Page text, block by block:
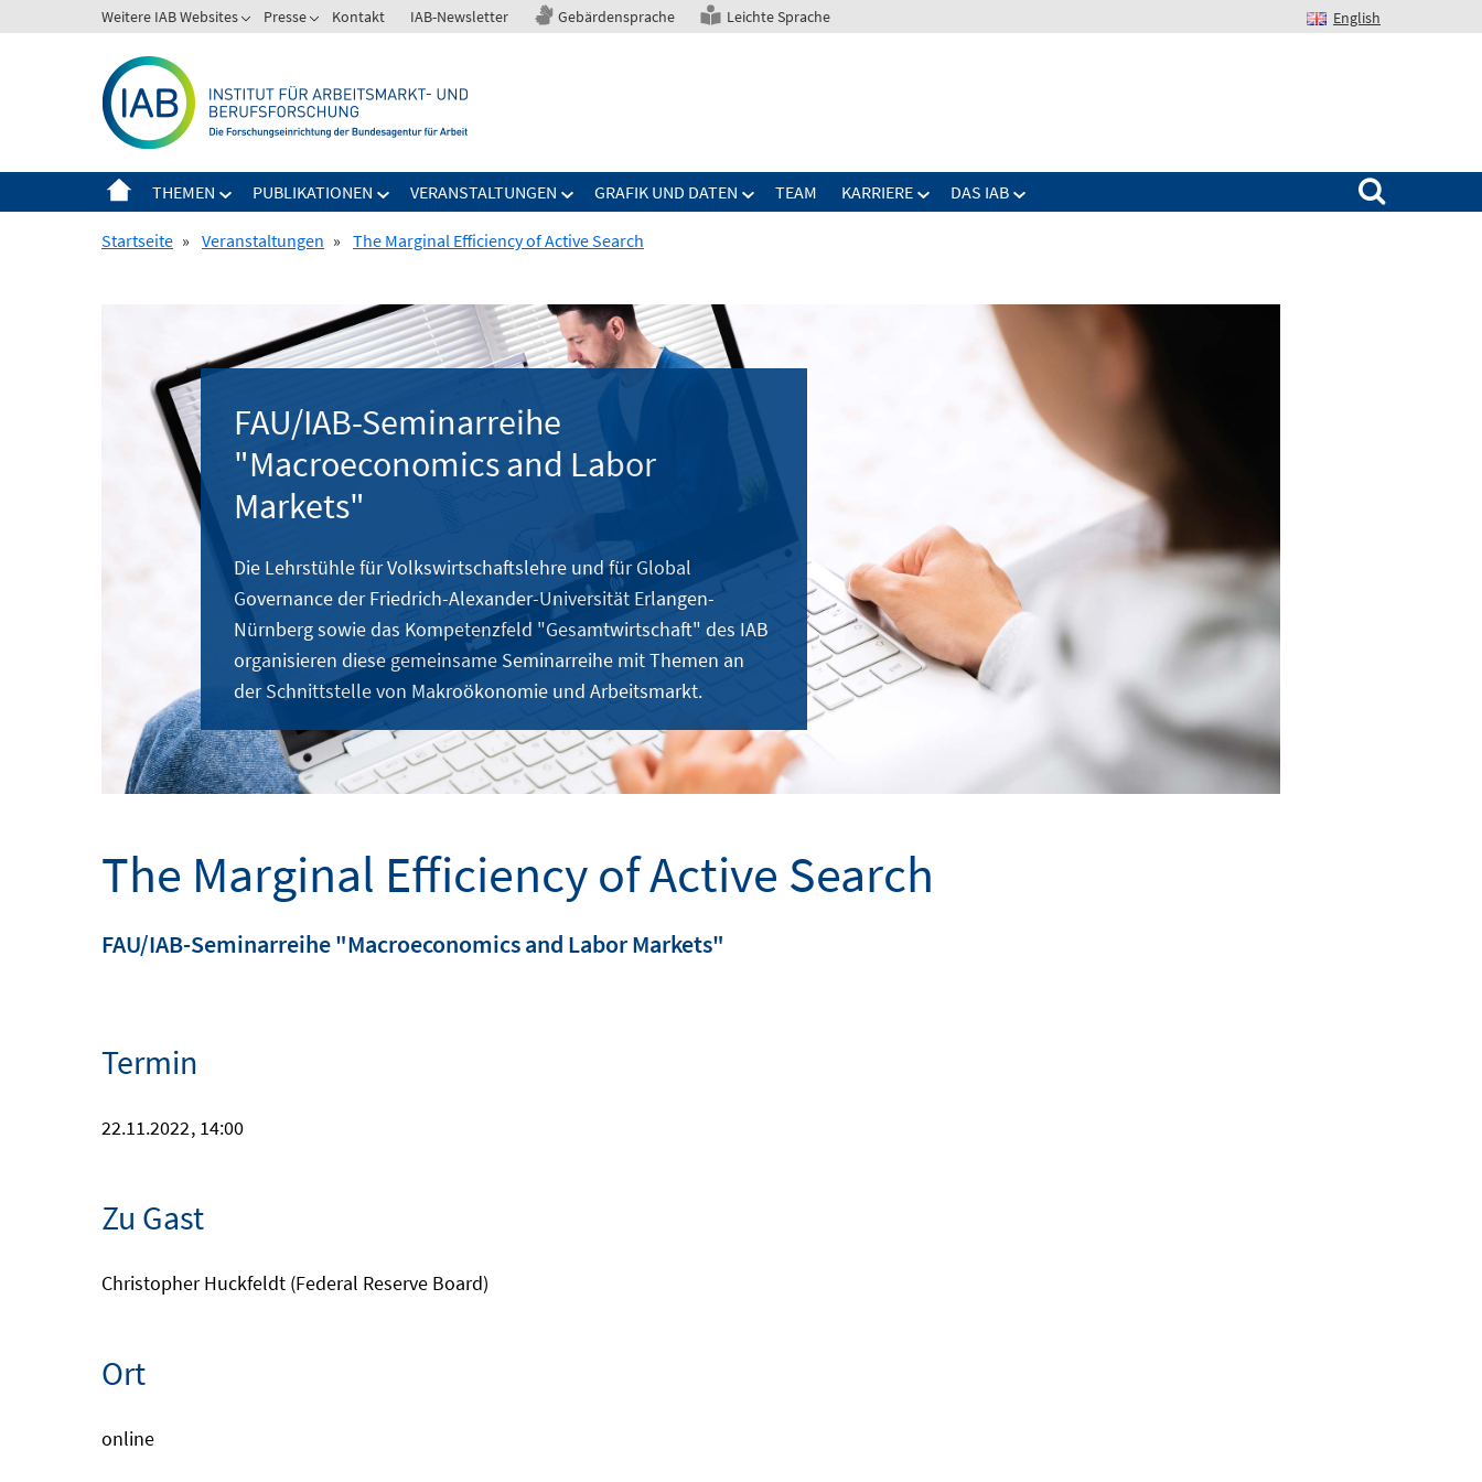
zum
Weitere IAB Websites Presse Kontakt IAB-Newsletter Gebärdensprache Leichte Sprache English
THEMEN PUBLIKATIONEN VERANSTALTUNGEN GRAFIK UND DATEN TEAM KARRIERE DAS IAB
Suchen nach:
Startseite » Veranstaltungen » The Marginal Efficiency of Active Search
FAU/IAB-Seminarreihe
"Macroeconomics and Labor
Markets"
Die Lehrstühle für Volkswirtschaftslehre und für Global
Governance der Friedrich-Alexander-Universität Erlangen-
Nürnberg sowie das Kompetenzfeld "Gesamtwirtschaft" des IAB
organisieren diese gemeinsame Seminarreihe mit Themen an
der Schnittstelle von Makroökonomie und Arbeitsmarkt.
The Marginal Efficiency of Active Search
FAU/IAB-Seminarreihe "Macroeconomics and Labor Markets"
Termin
22.11.2022, 14:00
Zu Gast
Christopher Huckfeldt (Federal Reserve Board)
Ort
online